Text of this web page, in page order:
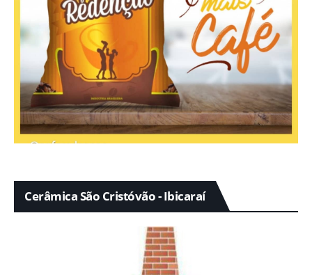
Cerâmica São Cristóvão - Ibicaraí